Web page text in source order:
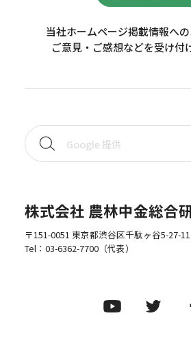
当社ホームページ掲載情報へ
ご意見・ご感想などを受け付
株式会社 農林中金総合
〒151-0051 東京都渋谷区千駄ヶ谷5-27-
Tel： 03-6362-7700（代表）